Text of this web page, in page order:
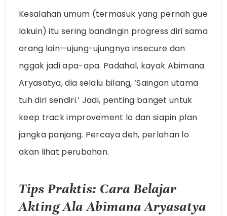
Kesalahan umum (termasuk yang pernah gue
lakuin) itu sering bandingin progress diri sama
orang lain—ujung-ujungnya insecure dan
nggak jadi apa-apa. Padahal, kayak Abimana
Aryasatya, dia selalu bilang, ‘Saingan utama
tuh diri sendiri.’ Jadi, penting banget untuk
keep track improvement lo dan siapin plan
jangka panjang. Percaya deh, perlahan lo
akan lihat perubahan.
Tips Praktis: Cara Belajar
Akting Ala Abimana Aryasatya